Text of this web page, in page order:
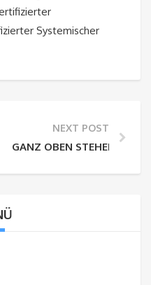
Systemischer
–
NEXT POST
GANZ OBEN STEHEN!